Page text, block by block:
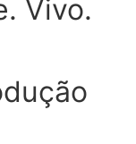
Vivo.